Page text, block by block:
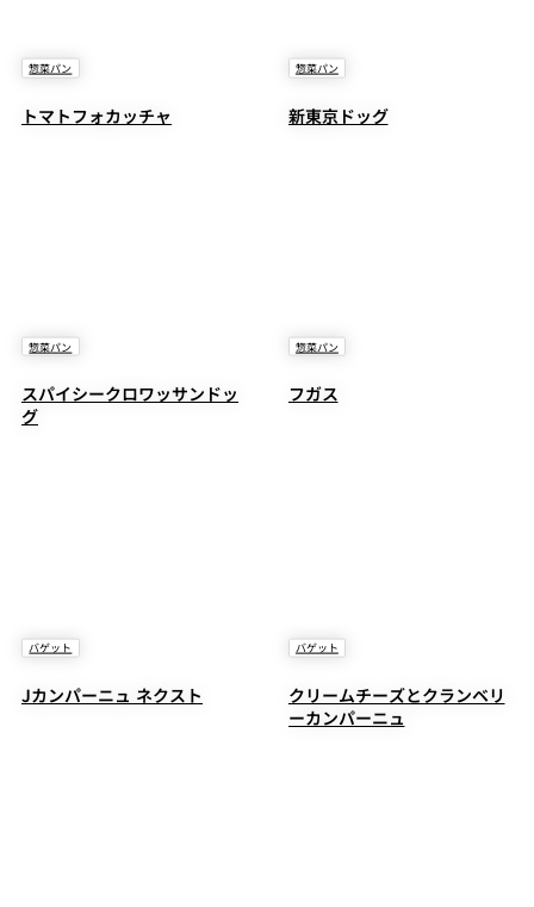
惣菜パン
トマトフォカッチャ
惣菜パン
新東京ドッグ
惣菜パン
スパイシークロワッサンドッ
グ
惣菜パン
フガス
バゲット
Jカンパーニュ ネクスト
バゲット
クリームチーズとクランベリ
ーカンパーニュ